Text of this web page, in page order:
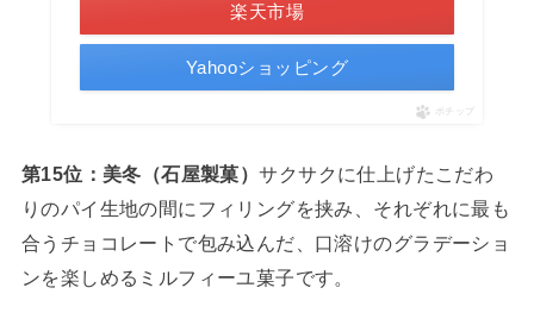
楽天市場
Yahooショッピング
ポチップ
第15位：美冬（石屋製菓）サクサクに仕上げたこだわ
りのパイ生地の間にフィリングを挟み、それぞれに最も
合うチョコレートで包み込んだ、口溶けのグラデーショ
ンを楽しめるミルフィーユ菓子です。